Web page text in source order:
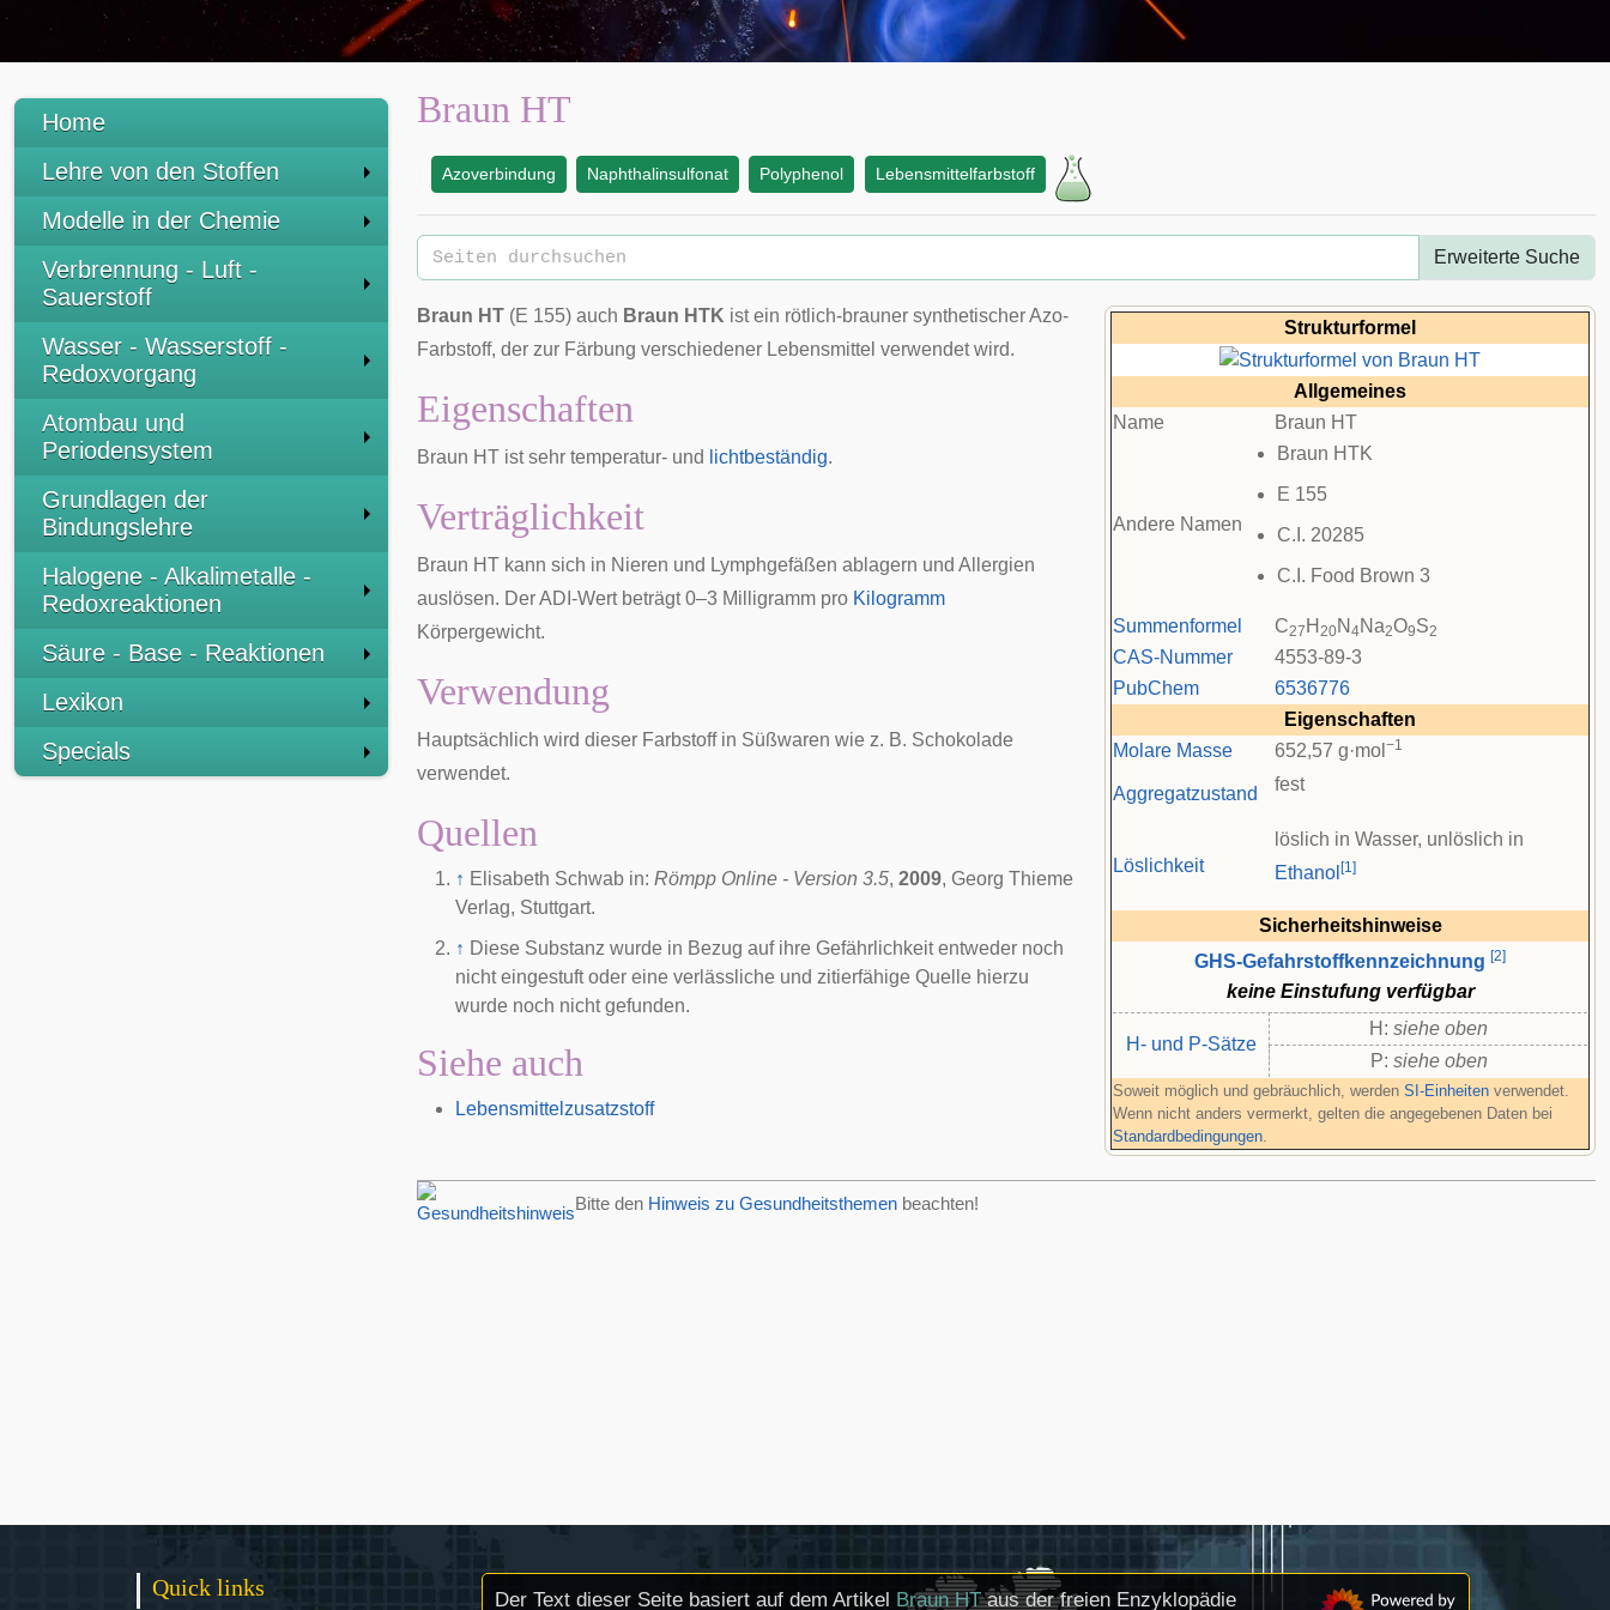
Home
Lehre von den Stoffen
Modelle in der Chemie
Verbrennung - Luft -
Sauerstoff
Wasser - Wasserstoff -
Redoxvorgang
Atombau und
Periodensystem
Grundlagen der
Bindungslehre
Halogene - Alkalimetalle -
Redoxreaktionen
Säure - Base - Reaktionen
Lexikon
Specials
Braun HT
Azoverbindung Naphthalinsulfonat Polyphenol Lebensmittelfarbstoff
Erweiterte Suche
Strukturformel
Allgemeines
Name
Braun HT
Andere Namen
Braun HTK
E 155
C.I. 20285
C.I. Food Brown 3
Summenformel C27 H 20N 4Na2O9S2
CAS-Nummer
4553-89-3
PubChem
6536776
Eigenschaften
Molare Masse
652,57 g·mol −1
Aggregatzustand fest
Löslichkeit
löslich in Wasser, unlöslich in
Ethanol [1]
Sicherheitshinweise
GHS-Gefahrstoffkennzeichnung [2]
keine Einstufung verfügbar
H- und P-Sätze
H: siehe oben
P: siehe oben
Soweit möglich und gebräuchlich, werden SI-Einheiten verwendet.
Wenn nicht anders vermerkt, gelten die angegebenen Daten bei
Standardbedingungen.
Braun HT (E 155) auch Braun HTK ist ein rötlich-brauner synthetischerAzo-
Farbstoff, der zur Färbung verschiedener Lebensmittel verwendet wird.
Eigenschaften
Braun HT ist sehr temperatur- und lichtbeständig.
Verträglichkeit
Braun HT kann sich in Nieren und Lymphgefäßen ablagern und Allergien
auslösen. DerADI-Wertbeträgt 0–3 Milligramm pro Kilogramm
Körpergewicht.
Verwendung
Hauptsächlich wird dieser Farbstoff in Süßwaren wie z. B. Schokolade
verwendet.
Quellen
↑ Elisabeth Schwab in: Römpp Online - Version 3.5, 2009, Georg Thieme
Verlag, Stuttgart.
↑ Diese Substanz wurde in Bezug auf ihre Gefährlichkeit entweder noch
nicht eingestuft oder eine verlässliche und zitierfähige Quelle hierzu
wurde noch nicht gefunden.
Siehe auch
Lebensmittelzusatzstoff
Bitte den Hinweis zu Gesundheitsthemen beachten!
Quick links Der Text dieser Seite basiert auf dem Artikel Braun HTaus der freien Enzyklopädie